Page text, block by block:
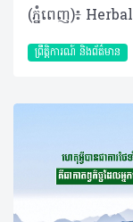
ព្រឹត្តិការណ៍ និងព័ត៌មាន